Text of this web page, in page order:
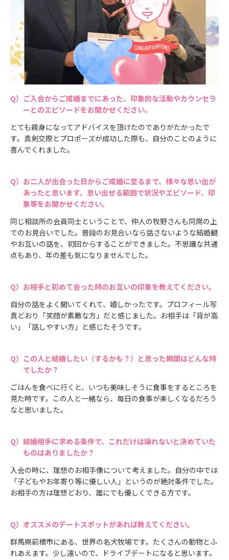
ご入会からご成婚までにあった、印象的な活動やカウンセラ
ーとのエピソードをお聞かせください。
とても親身になってアドバイスを頂けたのでありがたかったで
す。真剣交際とプロポーズが成功した際も、自分のことのように
喜んでくれました。
お二人が出会った日からご成婚に至るまで、様々な思い出が
あったと思います。思い出せる範囲で状況やエピソード、印
象等をお聞かせください。
同じ相談所の会員同士ということで、仲人の牧野さんも同席の上
でのお見合いでした。普段のお見合いなら話さないような結婚観
やお互いの話を、初回からすることができました。不思議な共通
点もあり、年の差も気になりませんでした。
お相手と初めて会った時のお互いの印象を教えてください。
自分の話をよく聞いてくれて、嬉しかったです。プロフィール写
真どおり「笑顔が素敵な方」だと感じました。お相手は「背が高
い」「話しやすい方」と感じたそうです。
この人と結婚したい（するかも？）と思った瞬間はどんな時
でしたか？
ごはんを食べに行くと、いつも美味しそうに食事をするところを
見た時です。この人と一緒なら、毎日の食事が楽しくなるだろう
なと思いました。
結婚相手に求める条件で、これだけは譲れないと決めていた
ものはありましたか？
入会の時に、理想のお相手像について考えました。自分の中では
「子どもやお年寄り等に優しい人」というのが絶対条件でした。
お相手の方は理想どおり、誰にでも優しくできる方です。
オススメのデートスポットがあれば教えてください。
群馬県前橋市にある、世界の名犬牧場です。たくさんの動物とふ
れあえます。少し遠いので、ドライブデートになると思います。